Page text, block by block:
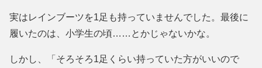
実はレインブーツを1足も持っていませんでした。最後に
履いたのは、小学生の頃……とかじゃないかな。
しかし、「そろそろ1足くらい持っていた方がいいので